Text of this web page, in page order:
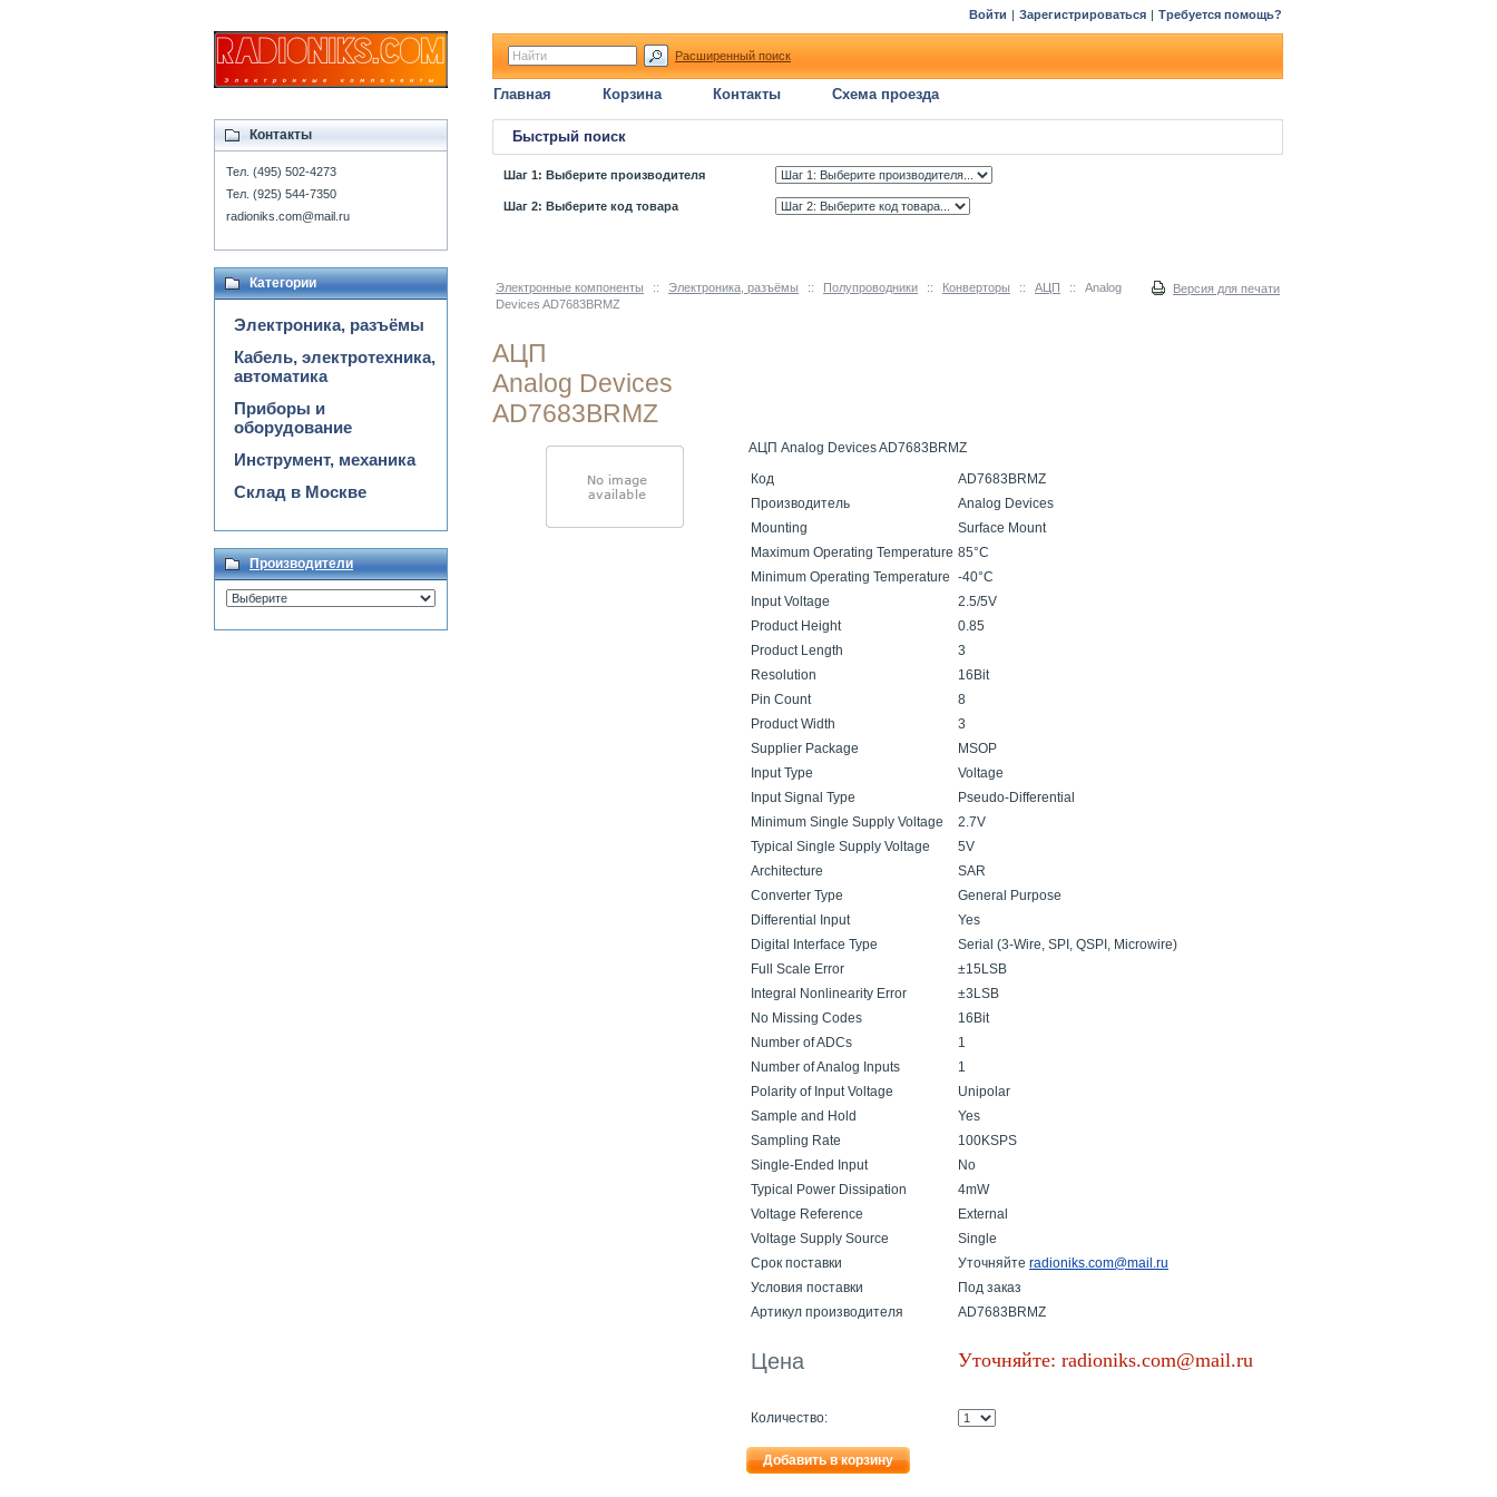
Быстрый поиск
Шаг 1: Выберите производителя
Шаг 2: Выберите код товара
Электронные компоненты :: Электроника, разъёмы :: Полупроводники :: Конверторы :: АЦП ::
Analog
Devices AD7683BRMZ
Версия для печати
АЦП
Analog Devices
AD7683BRMZ
АЦП Analog Devices AD7683BRMZ
Код
AD7683BRMZ
Производитель
Analog Devices
Mounting
Surface Mount
Maximum Operating Temperature 85°C
Minimum Operating Temperature -40°C
Input Voltage
2.5/5V
Product Height
0.85
Product Length
3
Resolution
16Bit
Pin Count
8
Product Width
3
Supplier Package
MSOP
Input Type
Voltage
Input Signal Type
Pseudo-Differential
Minimum Single Supply Voltage
2.7V
Typical Single Supply Voltage
5V
Architecture
SAR
Converter Type
General Purpose
Differential Input
Yes
Digital Interface Type
Serial (3-Wire, SPI, QSPI, Microwire)
Full Scale Error
±15LSB
Integral Nonlinearity Error
±3LSB
No Missing Codes
16Bit
Number of ADCs
1
Number of Analog Inputs
1
Polarity of Input Voltage
Unipolar
Sample and Hold
Yes
Sampling Rate
100KSPS
Single-Ended Input
No
Typical Power Dissipation
4mW
Voltage Reference
External
Voltage Supply Source
Single
Cрок поставки
Уточняйте radioniks.com@mail.ru
Условия поставки
Под заказ
Артикул производителя
AD7683BRMZ
Цена Уточняйте: radioniks.com@mail.ru
Количество:
Добавить в корзину
Контакты
Тел. (495) 502-4273
Тел. (925) 544-7350
radioniks.com@mail.ru
Категории
Электроника, разъёмы
Кабель, электротехника,
автоматика
Приборы и
оборудование
Инструмент, механика
Склад в Москве
Производители
Войти | Зарегистрироваться | Требуется помощь?
Расширенный поиск
Главная Корзина Контакты Схема проезда